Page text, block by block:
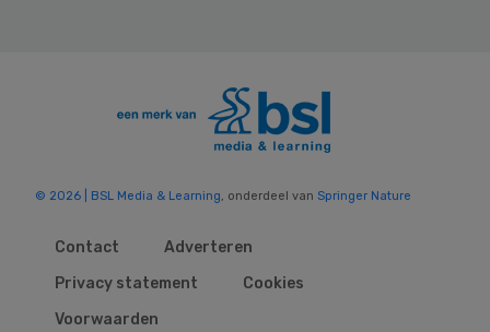
© 2026 | BSL Media & Learning , onderdeel van Springer Nature
Contact
Adverteren
Privacy statement
Cookies
Voorwaarden